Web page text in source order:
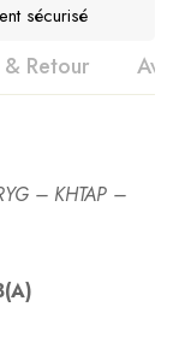
sécurisé
Retour
– KHTAP –
premier !à poser